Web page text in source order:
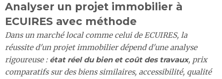
Analyser un projet immobilier à
ECUIRES avec méthode
Dans un marché local comme celui de ECUIRES, la
réussite d'un projet immobilier dépend d'une analyse
rigoureuse : état réel du bien et coût des travaux, prix
comparatifs sur des biens similaires, accessibilité, qualité